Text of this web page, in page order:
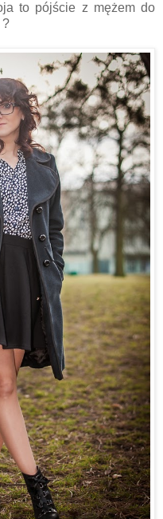
to pójście z mężem do
?